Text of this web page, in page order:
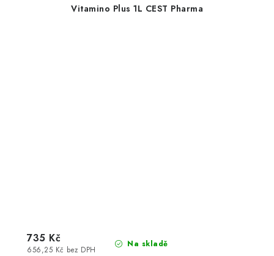
Vitamino Plus 1L CEST Pharma
Na skladě
656,25 Kč bez DPH
735 Kč